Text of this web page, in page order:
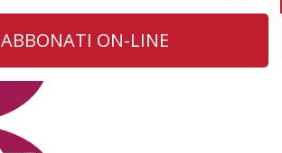
ABBONATI ON-LINE